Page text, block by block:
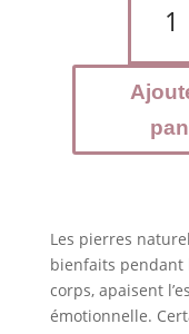
:
Pierre
péridot
Les pierres
bienfaits pendant
corps, apaisent
émotionnelle.